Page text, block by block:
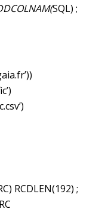
SQL) ;
RCDLEN(192) ;